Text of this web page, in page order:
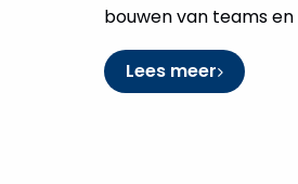
bouwen van teams
Lees meer